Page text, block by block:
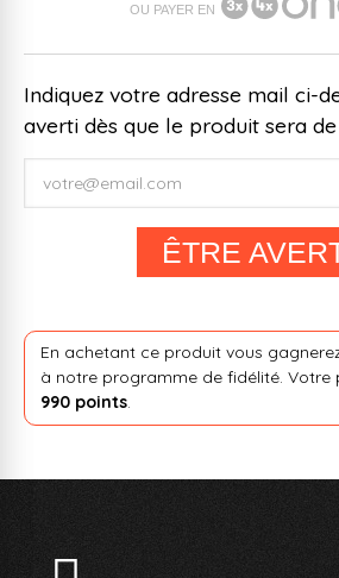
OU PAYER EN
Indiquez votre adresse mail ci-
averti dès que le produit sera
ÊTRE
En achetant ce produit vous
à notre programme de fidélité. Votre
990 points.